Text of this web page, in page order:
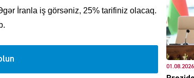
İranla iş görsəniz, 25% tarifiniz olacaq.
DÜNYA
01.08.2026